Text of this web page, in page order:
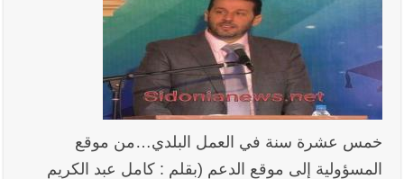
خلال استقباله قائد القوة المشتركة الألمانية اللواء Alexander
Sollfrank على ضرورة تعزيز التعاون بين الجيشَين
أخبار لبنان الطقس غدا صيفي معتاد والحرارة ضمن معدلاتها
الموسمية
خمس عشرة سنة في العمل البلدي…من موقع
المسؤولية إلى موقع الدعم (بقلم : كامل عبد الكريم